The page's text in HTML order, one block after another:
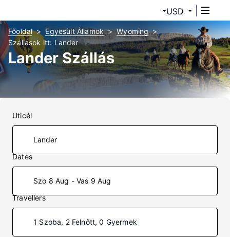
USD
Főoldal Egyesült Államok
Wyoming
Szállások itt: Lander
Lander Szállás
Uticél
Dates
Szo 8 Aug - Vas 9 Aug
Travellers
1 Szoba, 2 Felnőtt, 0 Gyermek